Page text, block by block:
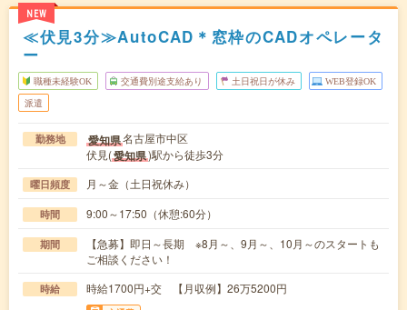
NEW
≪伏見3分≫AutoCAD＊窓枠のCADオペレータ
ー
職種未経験OK 交通費別途支給あり 土日祝日が休み WEB登録OK
派遣
勤務地 愛知県名古屋市中区
伏見(愛知県)駅から徒歩3分
曜日頻度 月～金（土日祝休み）
時間 9:00～17:50（休憩:60分）
期間
【急募】即日～長期 ※8月～、9月～、10月～のスタートも
ご相談ください！
時給 時給1700円+交 【月収例】26万5200円